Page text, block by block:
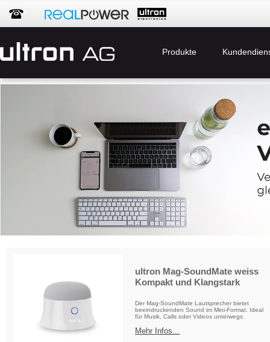
Produkte
ultron Mag-SoundMate weiss
Kompakt und Klangstark
Der Mag-SoundMate Lautsprecher bietet
beeindruckenden Sound im Mini-Format. Ideal
für Musik, Calls oder Videos unterwegs.
Mehr Infos...